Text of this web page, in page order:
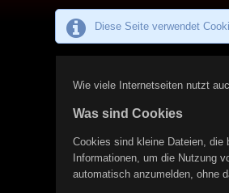
Diese Seite verwendet
Wie viele Internetseiten nutzt
Was sind Cookies
Cookies sind kleine Dateien, die
Informationen, um die Nutzung
automatisch anzumelden, ohne